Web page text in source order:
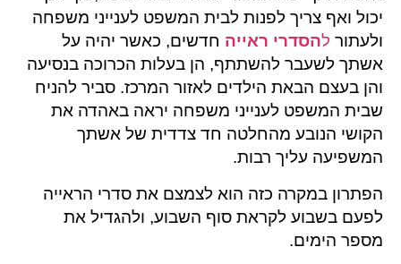
יכול ואף צריך לפנות לבית המשפט לענייני משפחה
ולעתור להסדרי ראייה חדשים, כאשר יהיה על
אשתך לשעבר להשתתף, הן בעלות הכרוכה בנסיעה
והן בעצם הבאת הילדים לאזור המרכז. סביר להניח
שבית המשפט לענייני משפחה יראה באהדה את
הקושי הנובע מהחלטה חד צדדית של אשתך
המשפיעה עליך רבות.
הפתרון במקרה כזה הוא לצמצם את סדרי הראייה
לפעם בשבוע לקראת סוף השבוע, ולהגדיל את
מספר הימים.